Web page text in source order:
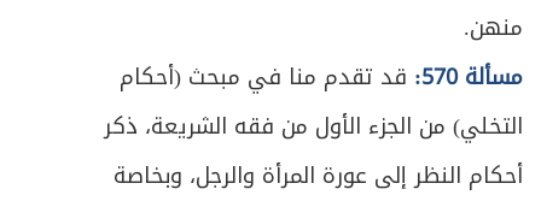
منهن.
مسألة 570:
قد تقدم منا في مبحث (أحكام
التخلي) من الجزء الأول من فقه الشريعة، ذكر
أحكام النظر إلى عورة المرأة والرجل، وبخاصة